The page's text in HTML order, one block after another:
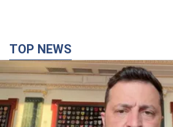
TOP NEWS